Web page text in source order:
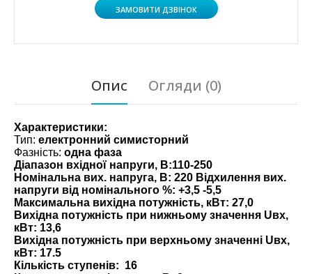
ЗАМОВИТИ ДЗВІНОК
Опис Огляди (0)
Характеристики:
Тип: електронний симисторний
Фазність: одна фаза
Діапазон вхідної напруги, В:110-250
Номінальна вих. напруга, В: 220 Відхилення вих.
напруги від номінального %: +3,5 -5,5
Максимальна вихідна потужність, кВт: 27,0
Вихідна потужність при нижньому значення Uвх,
кВт: 13,6
Вихідна потужність при верхньому значенні Uвх,
кВт: 17.5
Кількість ступенів: 16